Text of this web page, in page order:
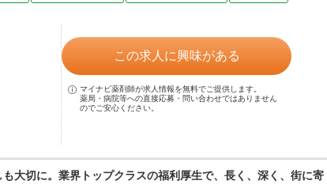
この求人に興味がある
マイナビ薬剤師が求人情報を無料でご提供します。
薬局・病院等への直接応募・問い合わせではありません
のでご安心ください。
大切に。業界トップクラスの福利厚生で、長く、深く、街に寄